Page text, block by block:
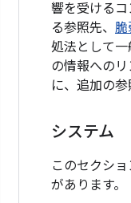
響を受ける
る参照先、 脆
処法として
の情報への
に、追加の参
システム
このセクシ
があります。